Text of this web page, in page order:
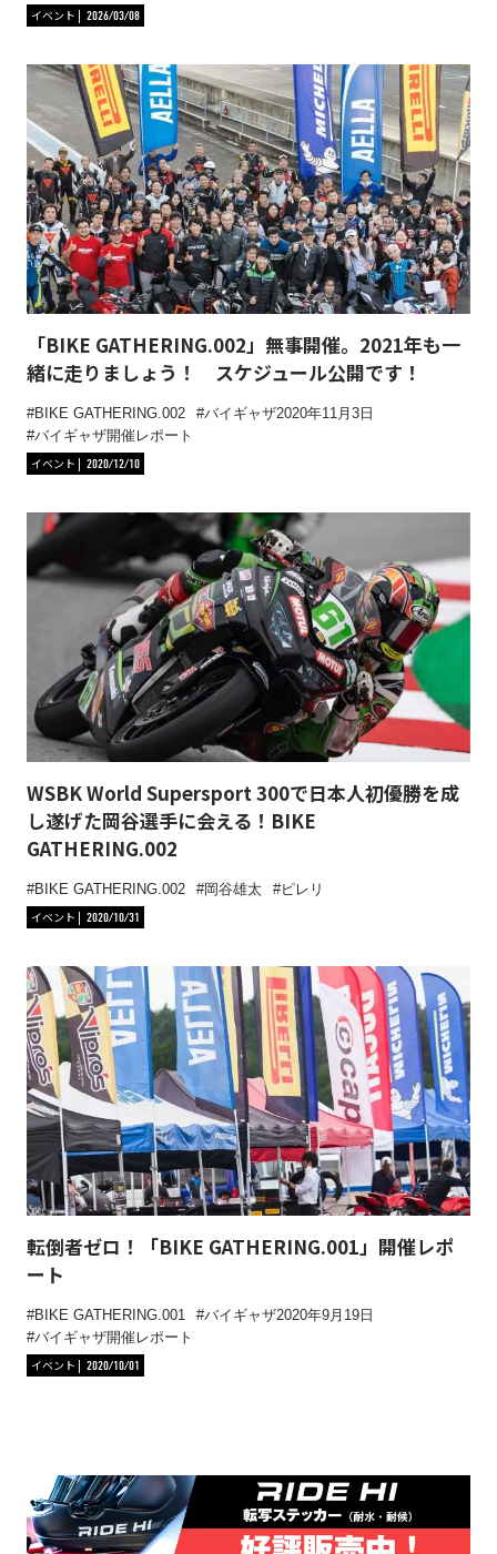
イベント 2026/03/08
「BIKE GATHERING.002」無事開催。2021年も一
緒に走りましょう！ スケジュール公開です！
BIKE GATHERING.002
バイギャザ2020年11月3日
バイギャザ開催レポート
イベント
2020/12/10
WSBK World Supersport 300で日本人初優勝を成
し遂げた岡谷選手に会える！BIKE
GATHERING.002
BIKE GATHERING.002 岡谷雄太
ピレリ
イベント
2020/10/31
転倒者ゼロ！「BIKE GATHERING.001」開催レポ
ート
BIKE GATHERING.001
バイギャザ2020年9月19日
バイギャザ開催レポート
イベント
2020/10/01